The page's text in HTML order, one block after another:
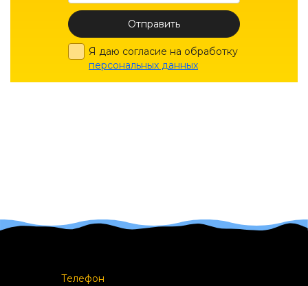
Отправить
Я даю согласие на обработку
персональных данных
Телефон